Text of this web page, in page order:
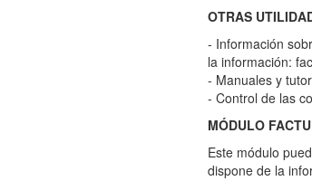
OTRAS
- Información
la información:
- Manuales y
- Control de las
MÓDULO
Este módulo
dispone de la